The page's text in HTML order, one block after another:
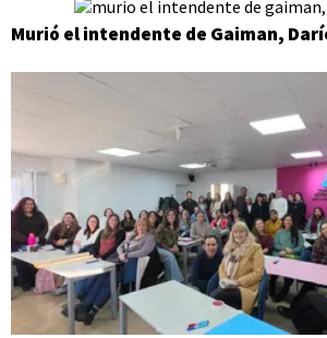
Murió el intendente de Gaiman,